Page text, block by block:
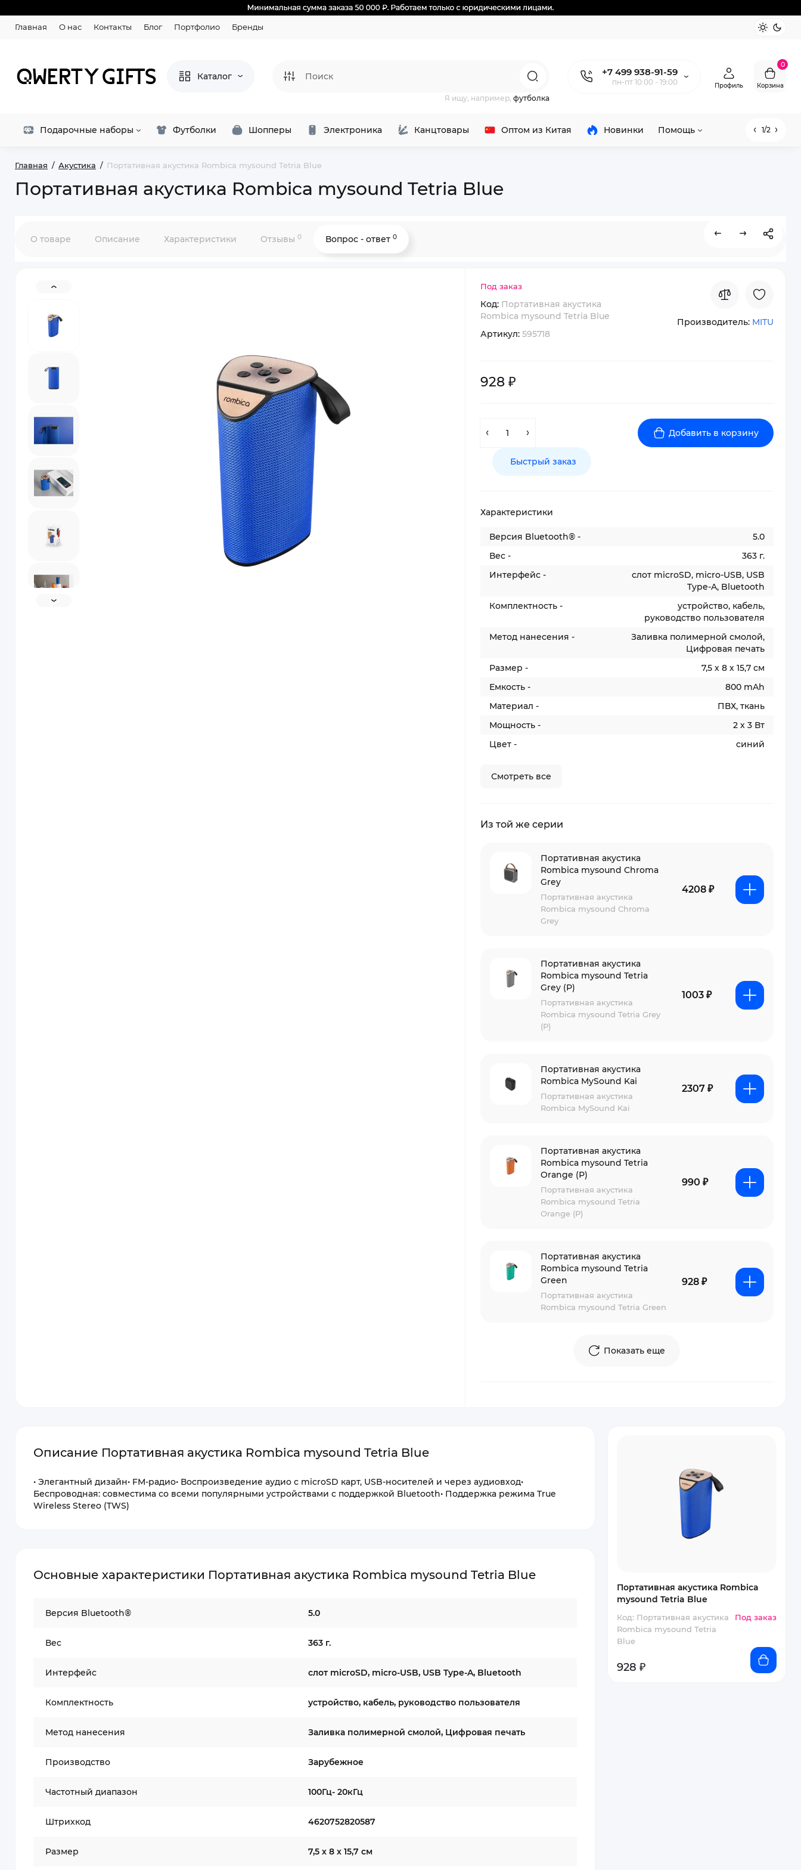
Главная О нас Контакты Блог Портфолио Бренды
Каталог +7 499 938-91-59
пн-пт 10:00 - 19:00
Я ищу, например, футболка
Профиль
0
Корзина
Подарочные наборы Футболки Шопперы Электроника Канцтовары Оптом из Китая Новинки Помощь 1/2
Главная Акустика Портативная акустика Rombica mysound Tetria Blue
Портативная акустика Rombica mysound Tetria Blue
О товаре Описание Характеристики Отзывы 0 Вопрос - ответ 0
Под заказ
Код: Портативная акустика
Rombica mysound Tetria Blue
Артикул: 595718
Производитель: MITU
928 ₽
Добавить в корзину
Быстрый заказ
Характеристики
Версия Bluetooth® -
5.0
Вес -
363 г.
Интерфейс -
слот microSD, micro-USB, USB
Type-A, Bluetooth
Комплектность -
устройство, кабель,
руководство пользователя
Метод нанесения -
Заливка полимерной смолой,
Цифровая печать
Размер -
7,5 х 8 х 15,7 см
Емкость -
800 mAh
Материал -
ПВХ, ткань
Мощность -
2 х 3 Вт
Цвет -
синий
Смотреть все
Из той же серии
Портативная акустика
Rombica mysound Chroma
Grey
Портативная акустика
Rombica mysound Chroma
Grey
4208 ₽
Портативная акустика
Rombica mysound Tetria
Grey (Р)
Портативная акустика
Rombica mysound Tetria Grey
(Р)
1003 ₽
Портативная акустика
Rombica MySound Kai
Портативная акустика
Rombica MySound Kai
2307 ₽
Портативная акустика
Rombica mysound Tetria
Orange (Р)
Портативная акустика
Rombica mysound Tetria
Orange (Р)
990 ₽
Портативная акустика
Rombica mysound Tetria
Green
Портативная акустика
Rombica mysound Tetria Green
928 ₽
Показать еще
Описание Портативная акустика Rombica mysound Tetria Blue
• Элегантный дизайн• FM-радио• Воспроизведение аудио с microSD карт, USB-носителей и через аудиовход•
Беспроводная: совместима со всеми популярными устройствами с поддержкой Bluetooth• Поддержка режима True
Wireless Stereo (TWS)
Основные характеристики Портативная акустика Rombica mysound Tetria Blue
Версия Bluetooth® 5.0
Вес 363 г.
Интерфейс слот microSD, micro-USB, USB Type-A, Bluetooth
Комплектность устройство, кабель, руководство пользователя
Метод нанесения Заливка полимерной смолой, Цифровая печать
Производство Зарубежное
Частотный диапазон 100Гц- 20кГц
Штрихкод 4620752820587
Размер 7,5 х 8 х 15,7 см
Портативная акустика Rombica
mysound Tetria Blue
Код: Портативная акустика
Rombica mysound Tetria
Blue
Под заказ
928 ₽